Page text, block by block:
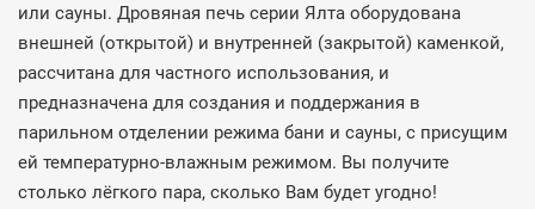
или сауны. Дровяная печь серии Ялта оборудована
внешней (открытой) и внутренней (закрытой) каменкой,
рассчитана для частного использования, и
предназначена для создания и поддержания в
парильном отделении режима бани и сауны, с присущим
ей температурно-влажным режимом. Вы получите
столько лёгкого пара, сколько Вам будет угодно!